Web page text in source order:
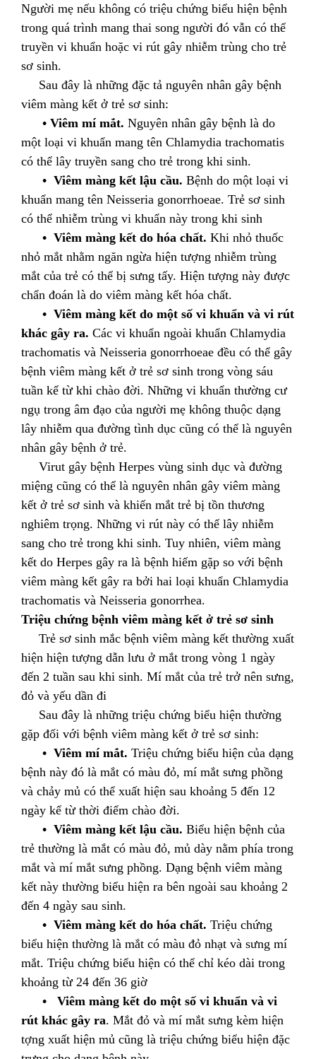
Người mẹ nếu không có triệu chứng biểu hiện bệnh
trong quá trình mang thai song người đó vẫn có thể
truyền vi khuẩn hoặc vi rút gây nhiễm trùng cho trẻ
sơ sinh.
Sau đây là những đặc tả nguyên nhân gây bệnh
viêm màng kết ở trẻ sơ sinh:
• Viêm mí mắt. Nguyên nhân gây bệnh là do
một loại vi khuẩn mang tên Chlamydia trachomatis
có thể lây truyền sang cho trẻ trong khi sinh.
• Viêm màng kết lậu cầu. Bệnh do một loại vi
khuẩn mang tên Neisseria gonorrhoeae. Trẻ sơ sinh
có thể nhiễm trùng vi khuẩn này trong khi sinh
• Viêm màng kết do hóa chất. Khi nhỏ thuốc
nhỏ mắt nhằm ngăn ngừa hiện tượng nhiễm trùng
mắt của trẻ có thể bị sưng tấy. Hiện tượng này được
chẩn đoán là do viêm màng kết hóa chất.
• Viêm màng kết do một số vi khuẩn và vi rút
khác gây ra. Các vi khuẩn ngoài khuẩn Chlamydia
trachomatis và Neisseria gonorrhoeae đều có thể gây
bệnh viêm màng kết ở trẻ sơ sinh trong vòng sáu
tuần kể từ khi chào đời. Những vi khuẩn thường cư
ngụ trong âm đạo của người mẹ không thuộc dạng
lây nhiễm qua đường tình dục cũng có thể là nguyên
nhân gây bệnh ở trẻ.
Virut gây bệnh Herpes vùng sinh dục và đường
miệng cũng có thể là nguyên nhân gây viêm màng
kết ở trẻ sơ sinh và khiến mắt trẻ bị tồn thương
nghiêm trọng. Những vi rút này có thể lây nhiễm
sang cho trẻ trong khi sinh. Tuy nhiên, viêm màng
kết do Herpes gây ra là bệnh hiếm gặp so với bệnh
viêm màng kết gây ra bởi hai loại khuẩn Chlamydia
trachomatis và Neisseria gonorrhea.
Triệu chứng bệnh viêm màng kết ở trẻ sơ sinh
Trẻ sơ sinh mắc bệnh viêm màng kết thường xuất
hiện hiện tượng dẫn lưu ở mắt trong vòng 1 ngày
đến 2 tuần sau khi sinh. Mí mắt của trẻ trở nên sưng,
đỏ và yếu dần đi
Sau đây là những triệu chứng biểu hiện thường
gặp đối với bệnh viêm màng kết ở trẻ sơ sinh:
• Viêm mí mắt. Triệu chứng biểu hiện của dạng
bệnh này đó là mắt có màu đỏ, mí mắt sưng phồng
và chảy mủ có thể xuất hiện sau khoảng 5 đến 12
ngày kể từ thời điểm chào đời.
• Viêm màng kết lậu cầu. Biểu hiện bệnh của
trẻ thường là mắt có màu đỏ, mủ dày nằm phía trong
mắt và mí mắt sưng phồng. Dạng bệnh viêm màng
kết này thường biểu hiện ra bên ngoài sau khoảng 2
đến 4 ngày sau sinh.
• Viêm màng kết do hóa chất. Triệu chứng
biểu hiện thường là mắt có màu đỏ nhạt và sưng mí
mắt. Triệu chứng biểu hiện có thể chỉ kéo dài trong
khoảng từ 24 đến 36 giờ
• Viêm màng kết do một số vi khuẩn và vi
rút khác gây ra. Mắt đỏ và mí mắt sưng kèm hiện
tợng xuất hiện mủ cũng là triệu chứng biểu hiện đặc